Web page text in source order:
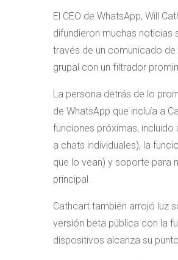
El CEO de WhatsApp, Will
difundieron muchas noticias
través de un comunicado
grupal con un filtrador
La persona detrás de lo
de WhatsApp que incluía a
funciones próximas,
a chats individuales), la
que lo vean) y soporte para
principal.
Cathcart también arrojó luz
versión beta pública con la
dispositivos alcanza su